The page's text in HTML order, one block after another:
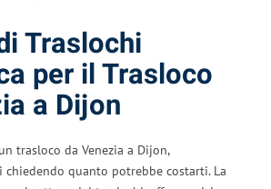
Traslochi
per il Trasloco
a Dijon
trasloco da Venezia a Dijon,
quanto potrebbe costarti. La